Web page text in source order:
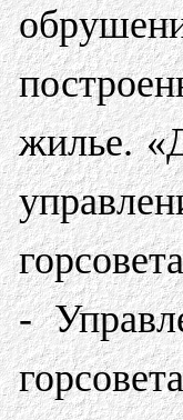
жилье.
-